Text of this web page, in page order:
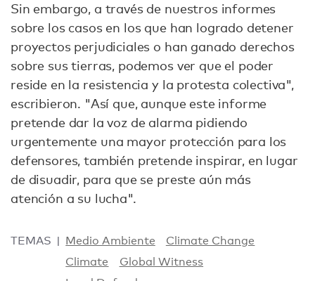
Sin embargo, a través de nuestros informes
sobre los casos en los que han logrado detener
proyectos perjudiciales o han ganado derechos
sobre sus tierras, podemos ver que el poder
reside en la resistencia y la protesta colectiva",
escribieron. "Así que, aunque este informe
pretende dar la voz de alarma pidiendo
urgentemente una mayor protección para los
defensores, también pretende inspirar, en lugar
de disuadir, para que se preste aún más
atención a su lucha".
TEMAS Medio Ambiente
Climate Change
Climate
Global Witness